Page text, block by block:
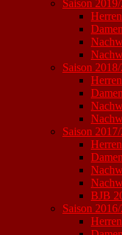
Saison
Herren
Damen
Saison
Herren
Damen
Saison
Herren
Damen
BJB
Saison
Herren